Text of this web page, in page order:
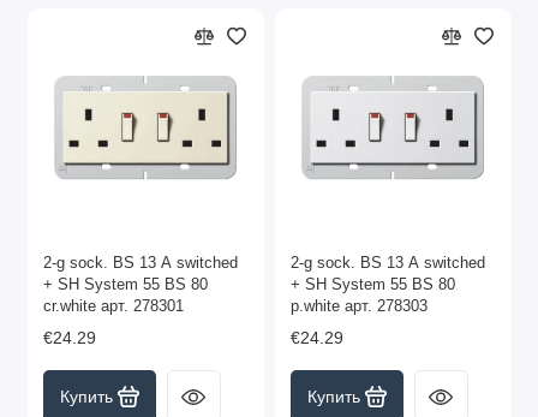
2-g sock. BS 13 A switched
+ SH System 55 BS 80
cr.white арт. 278301
€24.29
Купить
2-g sock. BS 13 A switched
+ SH System 55 BS 80
p.white арт. 278303
€24.29
Купить